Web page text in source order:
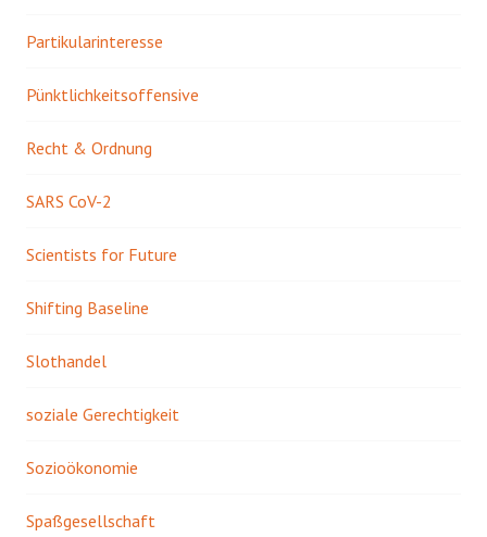
Partikularinteresse
Pünktlichkeitsoffensive
Recht & Ordnung
SARS CoV-2
Scientists for Future
Shifting Baseline
Slothandel
soziale Gerechtigkeit
Sozioökonomie
Spaßgesellschaft